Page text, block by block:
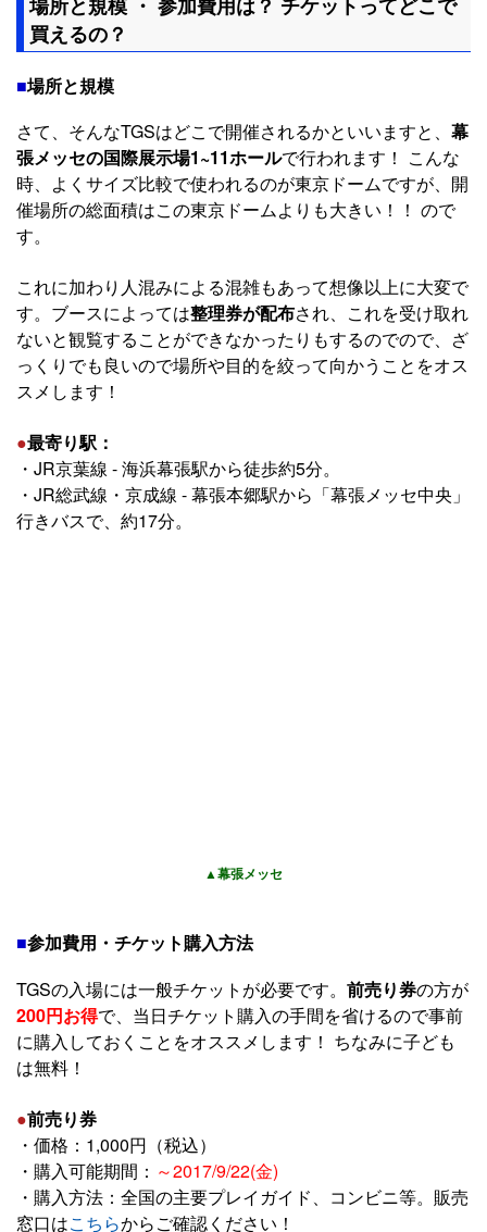
買えるの？
■場所と規模
さて、そんなTGSはどこで開催されるかといいますと、 幕
張メッセの国際展示場1~11ホールで行われます！ こんな
時、よくサイズ比較で使われるのが東京ドームですが、開
催場所の総面積はこの東京ドームよりも大きい！！ ので
す。
これに加わり人混みによる混雑もあって想像以上に大変で
す。ブースによっては整理券が配布され、これを受け取れ
ないと観覧することができなかったりもするのでので、ざ
っくりでも良いので場所や目的を絞って向かうことをオス
スメします！
●最寄り駅：
・JR京葉線 - 海浜幕張駅から徒歩約5分。
・JR総武線・京成線 - 幕張本郷駅から「幕張メッセ中央」
行きバスで、約17分。
▲幕張メッセ
■参加費用・チケット購入方法
TGSの入場には一般チケットが必要です。 前売り券の方が
200円お得で、当日チケット購入の手間を省けるので事前
に購入しておくことをオススメします！ ちなみに子ども
は無料！
●前売り券
・価格：1,000円（税込）
・購入可能期間： ～2017/9/22(金)
・購入方法：全国の主要プレイガイド、コンビニ等。販売
窓口はこちらからご確認ください！